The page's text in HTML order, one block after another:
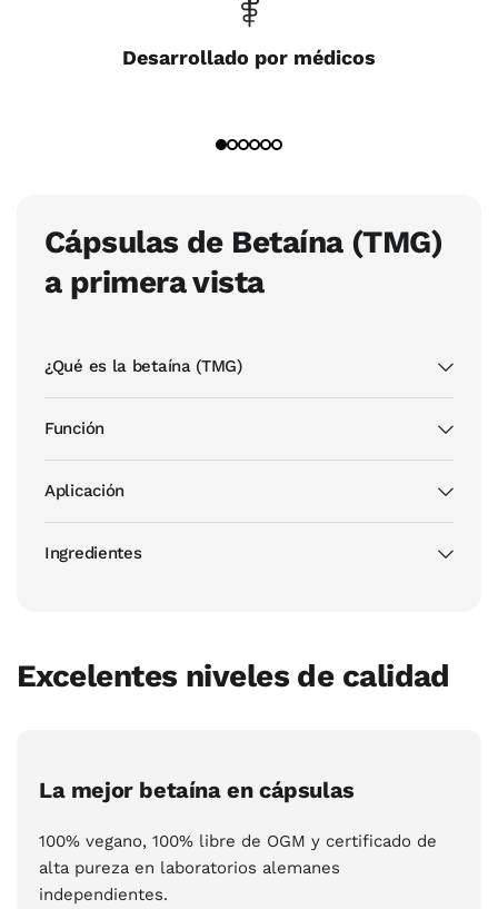
Desarrollado por médicos
Cápsulas de Betaína (TMG)
a primera vista
¿Qué es la betaína (TMG)
Función
Aplicación
Ingredientes
Excelentes niveles de calidad
La mejor betaína en cápsulas
100% vegano, 100% libre de OGM y certificado de
alta pureza en laboratorios alemanes
independientes.